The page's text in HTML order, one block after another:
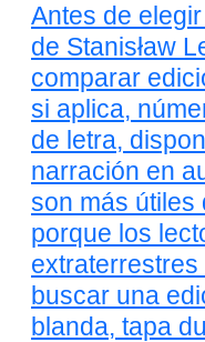
Antes de
de Stanisław
comparar
si aplica,
de letra,
narración en
son más útiles
porque los
buscar una
blanda, tapa